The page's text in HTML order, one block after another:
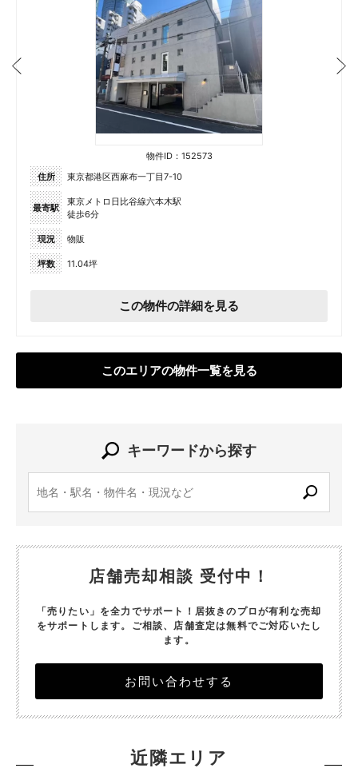
物件ID：152573
住所
東京都港区西麻布一丁目7-10
最寄駅
東京メトロ日比谷線六本木駅
徒歩6分
現況 物販
坪数 11.04坪
この物件の詳細を見る
このエリアの物件一覧を見る
キーワードから探す
店舗売却相談 受付中！
「売りたい」を全力でサポート！居抜きのプロが有利な売却
をサポートします。 ご相談、店舗査定は無料でご対応いたし
ます。
お問い合わせする
近隣エリア